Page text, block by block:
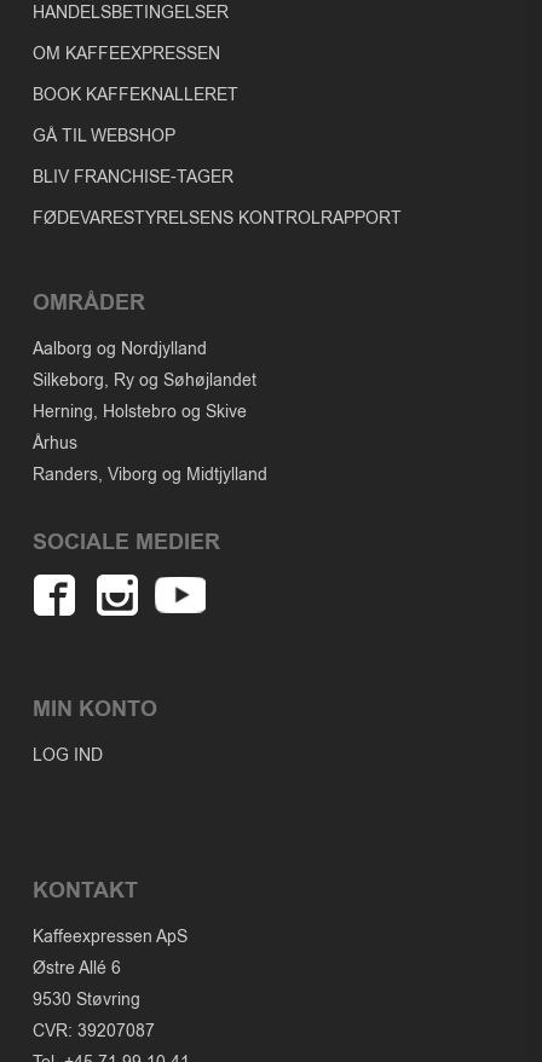
HANDELSBETINGELSER
OM KAFFEEXPRESSEN
BOOK KAFFEKNALLERET
GÅ TIL WEBSHOP
BLIV FRANCHISE-TAGER
FØDEVARESTYRELSENS KONTROLRAPPORT
OMRÅDER
Aalborg og Nordjylland
Silkeborg, Ry og Søhøjlandet
Herning, Holstebro og Skive
Århus
Randers, Viborg og Midtjylland
SOCIALE MEDIER
MIN KONTO
LOG IND
KONTAKT
Kaffeexpressen ApS
Østre Allé 6
9530 Støvring
CVR: 39207087